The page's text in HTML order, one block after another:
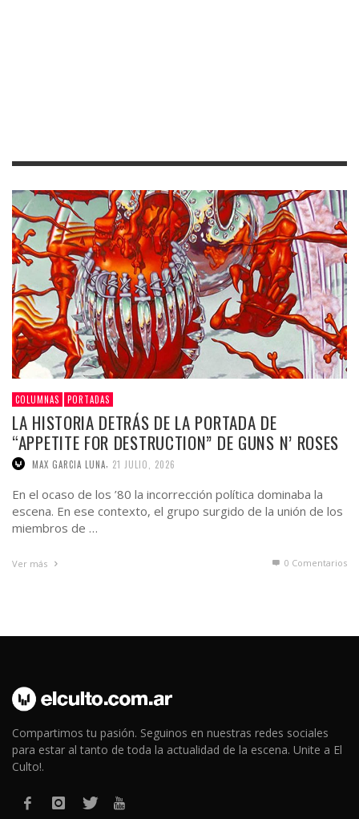
COLUMNAS PORTADAS
LA HISTORIA DETRÁS DE LA PORTADA DE
“APPETITE FOR DESTRUCTION” DE GUNS N’ ROSES
MAX GARCIA LUNA 21 JULIO, 2026
En el ocaso de los ’80 la incorrección política dominaba la
escena. En ese contexto, el grupo surgido de la unión de los
miembros de …
Ver más 0 Comentarios
Compartimos tu pasión. Seguinos en nuestras redes sociales
para estar al tanto de toda la actualidad de la escena. Unite a El
Culto!.